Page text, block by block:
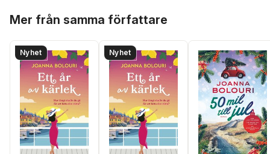
Mer från samma författare
Nyhet Nyhet